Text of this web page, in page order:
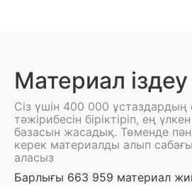
Материал іздеу
Сіз үшін 400 000 ұстаздардың
тәжірибесін біріктіріп, ең
базасын жасадық. Төменде
керек материалды алып
аласыз
Барлығы 663 959 материал